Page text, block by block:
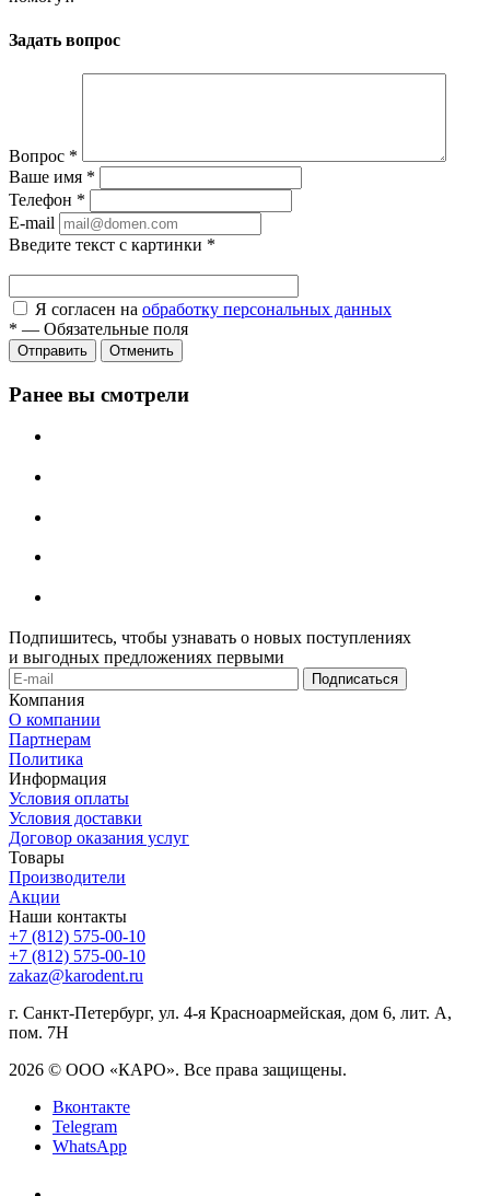
Задать вопрос
Вопрос *
Ваше имя *
Телефон *
E-mail
Введите текст с картинки *
Я согласен на обработку персональных данных
* — Обязательные поля
Отправить Отменить
Ранее вы смотрели
Подпишитесь, чтобы узнавать о новых поступлениях
и выгодных предложениях первыми
Компания
О компании
Партнерам
Политика
Информация
Условия оплаты
Условия доставки
Договор оказания услуг
Товары
Производители
Акции
Наши контакты
+7 (812) 575-00-10
+7 (812) 575-00-10
zakaz@karodent.ru
г. Санкт-Петербург, ул. 4-я Красноармейская, дом 6, лит. А,
пом. 7Н
2026 © ООО «КАРО». Все права защищены.
Вконтакте
Telegram
WhatsApp